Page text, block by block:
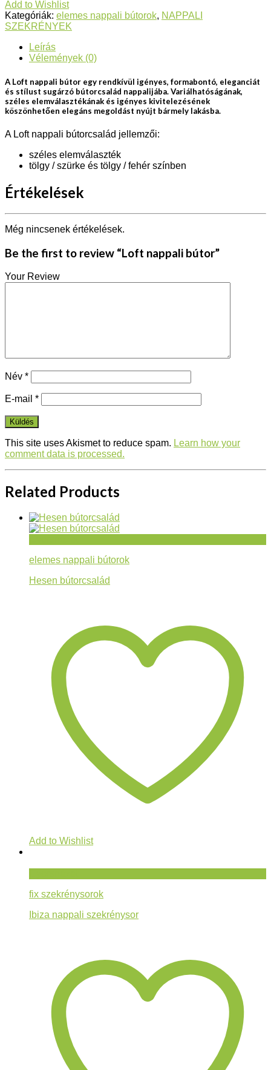
Add to Wishlist
Kategóriák: elemes nappali bútorok, NAPPALI
SZEKRÉNYEK
Leírás
Vélemények (0)
A Loft nappali bútor egy rendkívül igényes, formabontó, eleganciát
és stílust sugárzó bútorcsalád nappalijába. Variálhatóságának,
széles elemválasztékának és igényes kivitelezésének
köszönhetően elegáns megoldást nyújt bármely lakásba.
A Loft nappali bútorcsalád jellemzői:
széles elemválaszték
tölgy / szürke és tölgy / fehér színben
Értékelések
Még nincsenek értékelések.
Be the first to review “Loft nappali bútor”
Your Review
Név *
E-mail *
This site uses Akismet to reduce spam. Learn how your
comment data is processed.
Related Products
elemes nappali bútorok
Hesen bútorcsalád
Add to Wishlist
fix szekrénysorok
Ibiza nappali szekrénysor